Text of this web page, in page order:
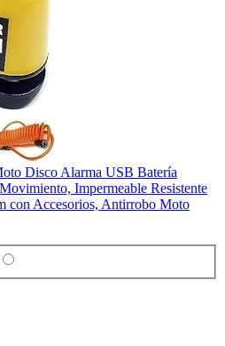
Disco Alarma USB Batería
Impermeable Resistente
con Accesorios, Antirrobo Moto